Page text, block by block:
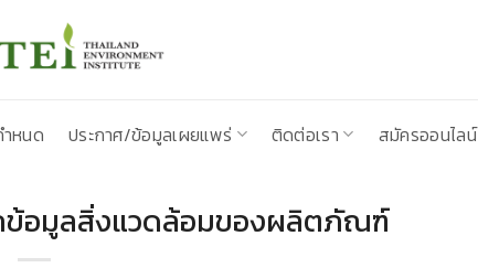
หนด ประกาศ/ข้อมูลเผยแพร่ ติดต่อเรา สมัครออนไลน์
ข้อมูลสิ่งแวดล้อมของผลิตภัณฑ์